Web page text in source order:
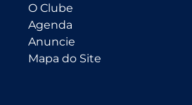
O Clube
Agenda
Anuncie
Mapa do Site